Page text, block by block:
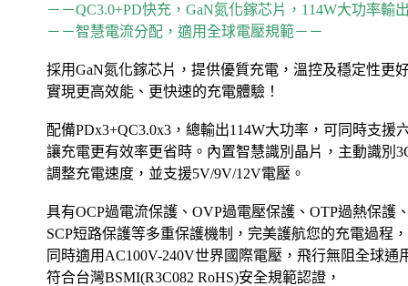
－－QC3.0+PD快充，GaN氮化鎵芯片，114W大功率輸
－－智慧電流分配，適用全球電壓規範－－
採用GaN氮化鎵芯片，提供優質充電，溫控及穩定性更
實現更高效能、更快速的充電體驗！
配備PDx3+QC3.0x3，總輸出114W大功率，可同時支援
讓充電更有效率更省時。內置智慧識別晶片，主動識別
調整充電速度，並支援5V/9V/12V電壓。
具有OCP過電流保護、OVP過電壓保護、OTP過熱保護
SCP短路保護等多重保護機制，完美護航您的充電過程，
同時適用AC100V-240V世界國際電壓，飛行無阻全球通
符合台灣BSMI(R3C082 RoHS)安全規範認證，